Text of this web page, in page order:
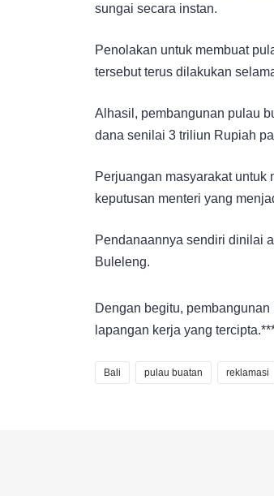
sungai secara instan.
Penolakan untuk membuat
tersebut terus dilakukan
Alhasil, pembangunan pulau
dana senilai 3 triliun Rupiah
Perjuangan masyarakat
keputusan menteri yang
Pendanaannya sendiri dinilai
Buleleng.
Dengan begitu,
lapangan kerja yang
Bali pulau buatan reklamasi